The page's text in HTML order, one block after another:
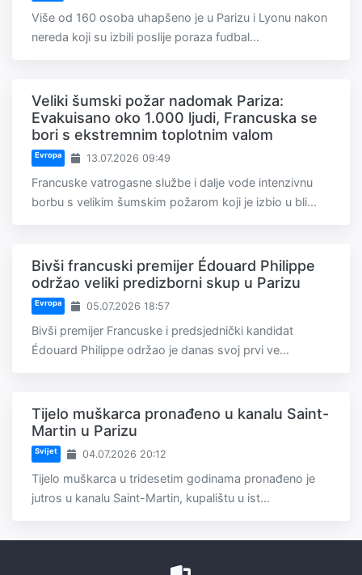
Više od 160 osoba uhapšeno je u Parizu i Lyonu nakon
nereda koji su izbili poslije poraza fudbal...
Veliki šumski požar nadomak Pariza:
Evakuisano oko 1.000 ljudi, Francuska se
bori s ekstremnim toplotnim valom
Evropa 13.07.2026 09:49
Francuske vatrogasne službe i dalje vode intenzivnu
borbu s velikim šumskim požarom koji je izbio u bli...
Bivši francuski premijer Édouard Philippe
održao veliki predizborni skup u Parizu
Evropa 05.07.2026 18:57
Bivši premijer Francuske i predsjednički kandidat
Édouard Philippe održao je danas svoj prvi ve...
Tijelo muškarca pronađeno u kanalu Saint-
Martin u Parizu
Svijet 04.07.2026 20:12
Tijelo muškarca u tridesetim godinama pronađeno je
jutros u kanalu Saint-Martin, kupalištu u ist...